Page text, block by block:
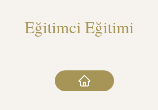
Eğitimci Eğitimi